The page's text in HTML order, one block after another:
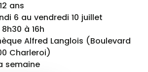
ans
6 au vendredi 10 juillet
à 16h
Alfred Langlois (Boulevard
Charleroi)
semaine